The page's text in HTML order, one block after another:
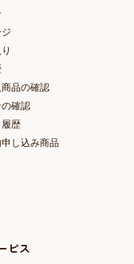
品の確認
確認
歴
申し込み商品
ビス